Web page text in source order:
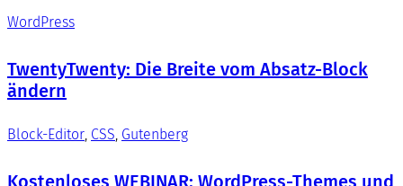
WordPress
TwentyTwenty: Die Breite vom Absatz-Block
ändern
Block-Editor CSS Gutenberg